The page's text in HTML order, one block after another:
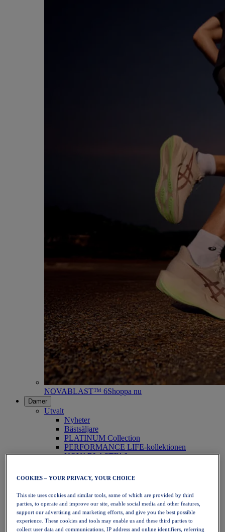
NOVABLAST™ 6Shoppa nu
Damer
Utvalt
Nyheter
Bästsäljare
PLATINUM Collection
PERFORMANCE LIFE-kollektionen
NOVABLAST™ 6
Löpning
Traillöpning
Tennis
Volleyboll
Handboll
Padel
Nätboll
COOKIES – YOUR PRIVACY, YOUR CHOICE
This site uses cookies and similar tools, some of which are provided by third
parties, to operate and improve our site, enable social media and other features,
support our advertising and marketing efforts, and give you the best possible
experience. These cookies and tools may enable us and these third parties to
collect user data and communications, IP address and online identifiers, referring